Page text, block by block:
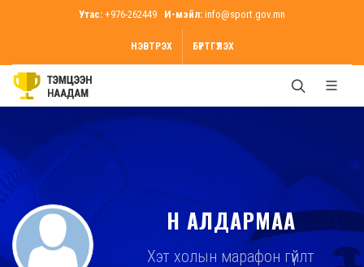
Утас: +976-262449 И-мэйл: info@sport.gov.mn
НЭВТРЭХ БҮРТГҮҮЛЭХ
Н АЛДАРМАА
Хэт холын марафон гүйлт